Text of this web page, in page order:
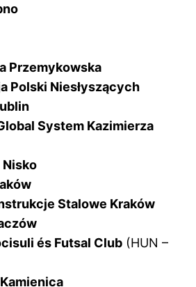
Przemykowska
Polski Niesłyszących
System Kazimierza
Stalowe Kraków
és Futsal Club (HUN –